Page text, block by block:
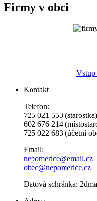
Firmy v obci
Vstup
Kontakt
Telefon:
725 021 553 (starostka)
602 676 214
725 022 683 (účetní
Email:
nepomerice@email.cz
obec@nepomerice.cz
Datová schránka: